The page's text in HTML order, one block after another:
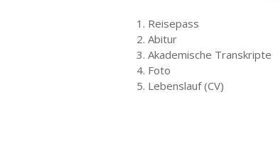
1. Reisepass
2. Abitur
3. Akademische Transkripte
4. Foto
5. Lebenslauf (CV)